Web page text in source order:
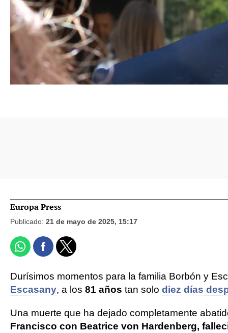
Europa Press
Publicado: 21 de mayo de 2025, 15:17
Durísimos momentos para la familia Borbón y
Escasany, a los 81 años tan solo diez días
Una muerte que ha dejado completamente
Francisco con Beatrice von Hardenberg,